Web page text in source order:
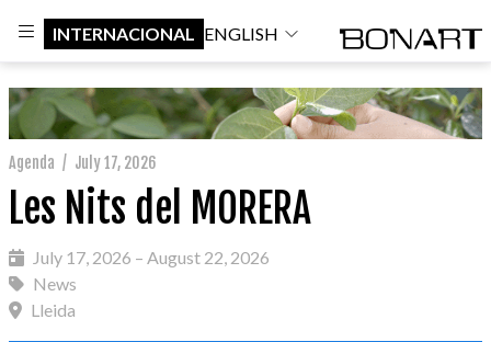
INTERNACIONAL ENGLISH
Agenda / July 17, 2026
Les Nits del MORERA
July 17, 2026 – August 22, 2026
News
Lleida